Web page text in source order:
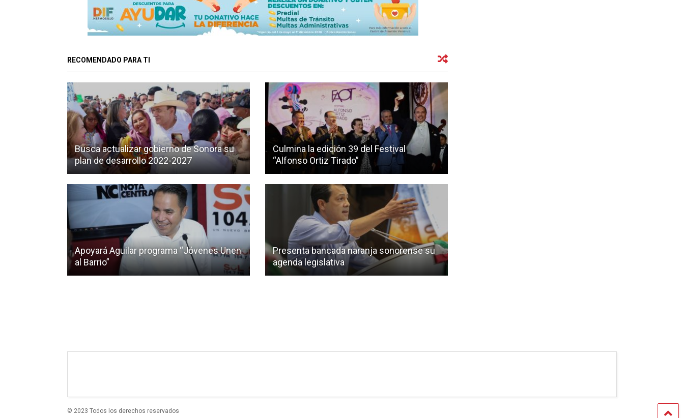
RECOMENDADO PARA TI
Busca actualizar gobierno de Sonora su
plan de desarrollo 2022-2027
Culmina la edición 39 del Festival
“Alfonso Ortiz Tirado”
Apoyará Aguilar programa “Jóvenes Unen
al Barrio”
Presenta bancada naranja sonorense su
agenda legislativa
© 2023 Todos los derechos reservados